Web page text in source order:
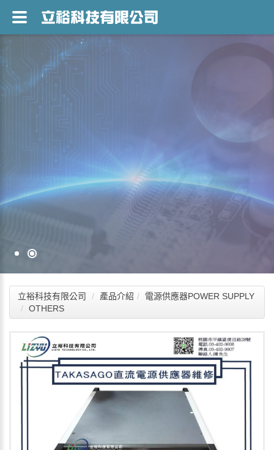
立裕科技有限公司 產品介紹
電源供應器POWER SUPPLY
OTHERS